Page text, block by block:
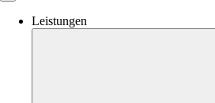
Leistungen